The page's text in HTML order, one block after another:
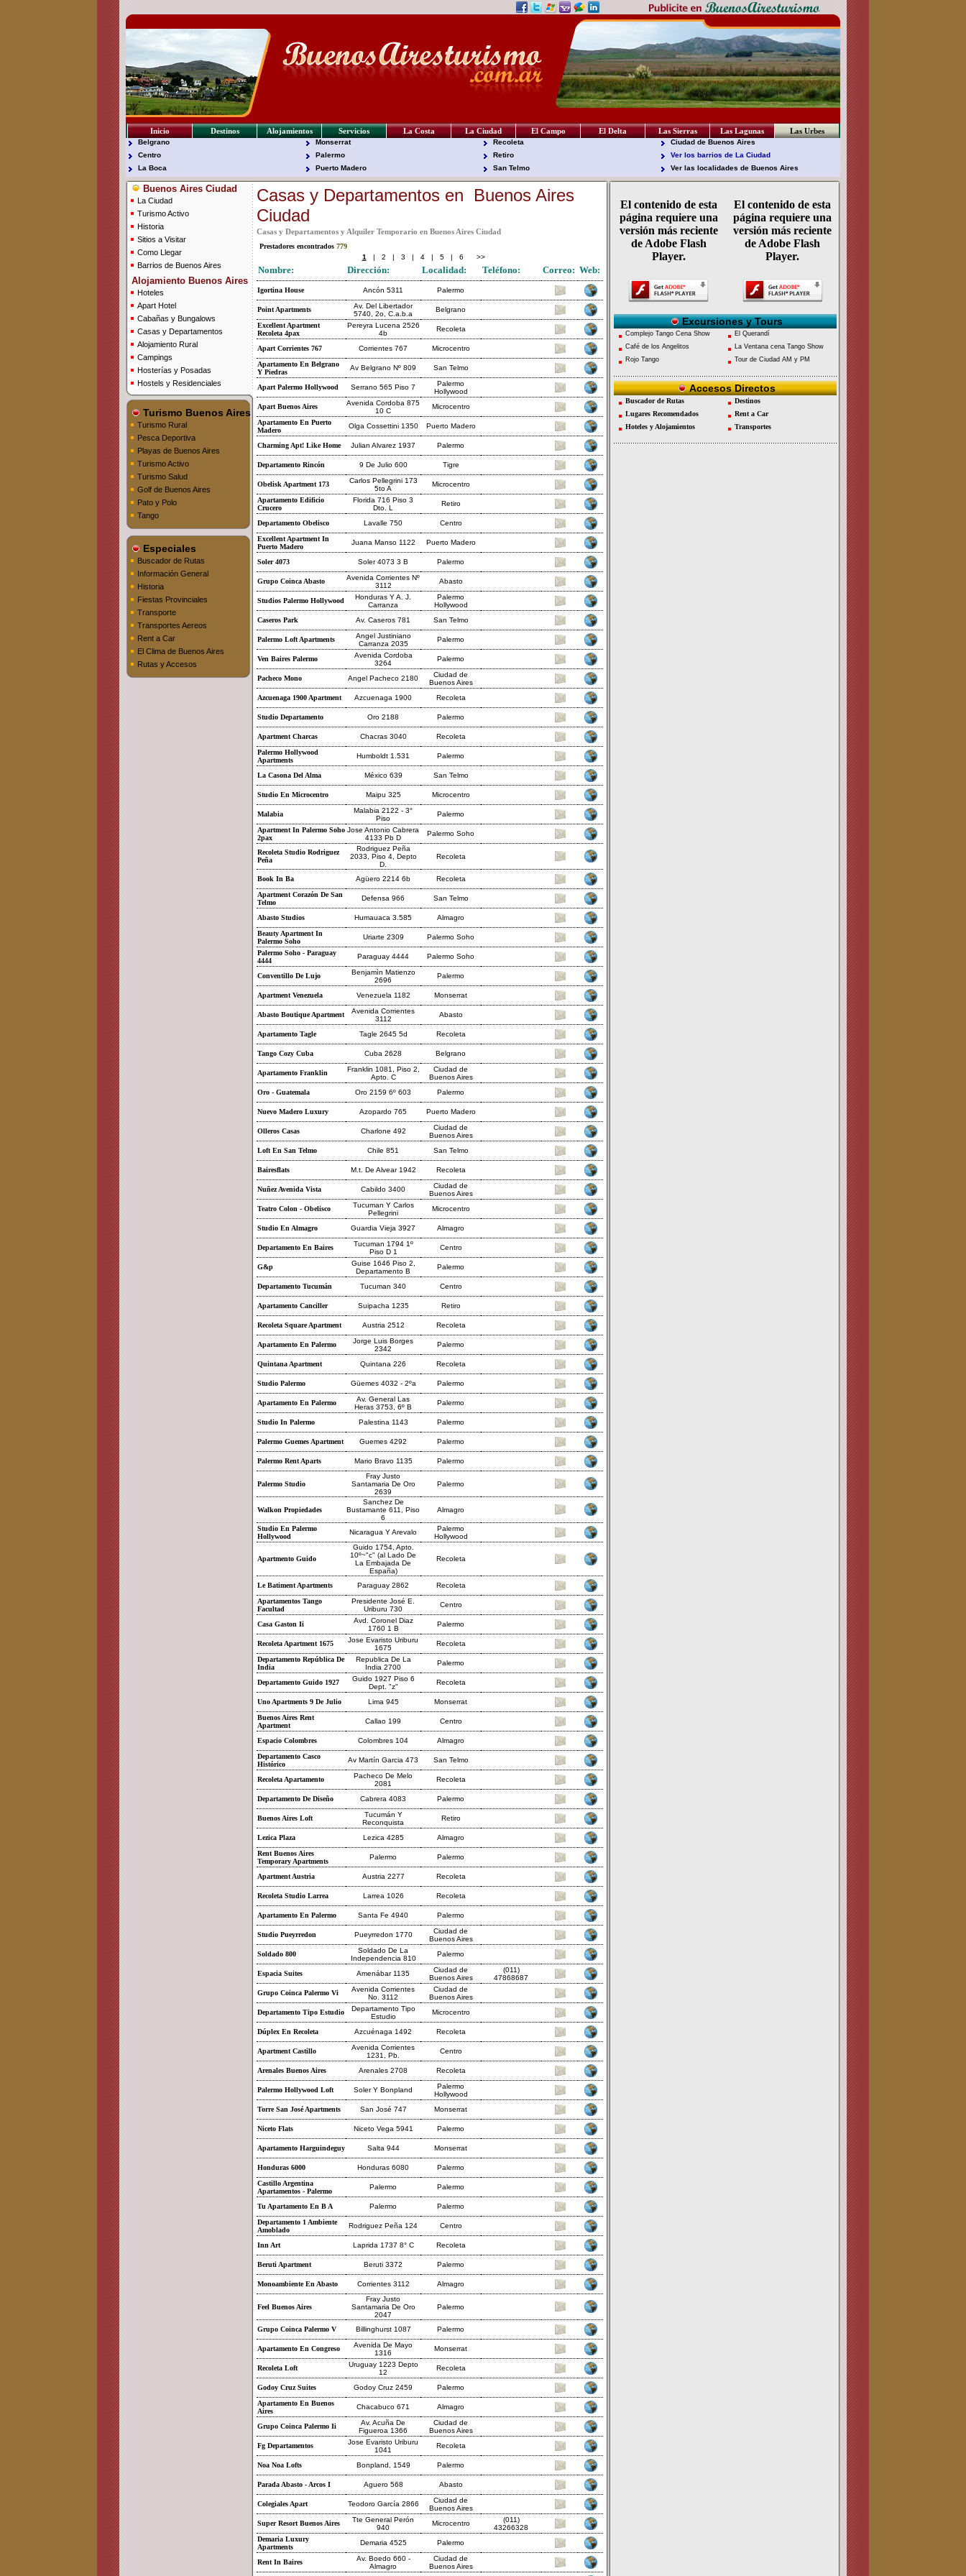
Inicio Destinos Alojamientos Servicios La Costa La Ciudad El Campo El Delta Las Sierras Las Lagunas Las Urbes
Belgrano
Centro
La Boca
Monserrat
Palermo
Puerto Madero
Recoleta
Retiro
San Telmo
Ciudad de Buenos Aires
Ver los barrios de La Ciudad
Ver las localidades de Buenos Aires
Buenos Aires Ciudad
La Ciudad
Turismo Activo
Historia
Sitios a Visitar
Como Llegar
Barrios de Buenos Aires
Alojamiento Buenos Aires
Hoteles
Apart Hotel
Cabañas y Bungalows
Casas y Departamentos
Alojamiento Rural
Campings
Hosterías y Posadas
Hostels y Residenciales
Turismo Buenos Aires
Turismo Rural
Pesca Deportiva
Playas de Buenos Aires
Turismo Activo
Turismo Salud
Golf de Buenos Aires
Pato y Polo
Tango
Especiales
Buscador de Rutas
Información General
Historia
Fiestas Provinciales
Transporte
Transportes Aereos
Rent a Car
El Clima de Buenos Aires
Rutas y Accesos
Casas y Departamentos en Buenos Aires
Ciudad
Casas y Departamentos y Alquiler Temporario en Buenos Aires Ciudad
Prestadores encontrados 779
1
| 2 | 3 | 4| 5| 6 >>
Nombre: Dirección: Localidad: Teléfono: Correo: Web:
Igortina House Ancón 5311 Palermo
Point Apartments
Av. Del Libertador
5740, 2o, C.a.b.a
Belgrano
Excellent Apartment
Recoleta 4pax
Pereyra Lucena 2526
4b
Recoleta
Apart Corrientes 767 Corrientes 767
Microcentro
Apartamento En Belgrano
Y Piedras
Av Belgrano Nº 809 San Telmo
Apart Palermo Hollywood Serrano 565 Piso 7
Palermo
Hollywood
Apart Buenos Aires
Avenida Cordoba 875
10 C
Microcentro
Apartamento En Puerto
Madero
Olga Cossettini 1350 Puerto Madero
Charming Apt! Like Home Julian Alvarez 1937 Palermo
Departamento Rincón 9 De Julio 600 Tigre
Obelisk Apartment 173
Carlos Pellegrini 173
5to A
Microcentro
Apartamento Edificio
Crucero
Florida 716 Piso 3
Dto. L
Retiro
Departamento Obelisco Lavalle 750
Centro
Excellent Apartment In
Puerto Madero
Juana Manso 1122 Puerto Madero
Soler 4073 Soler 4073 3 B Palermo
Grupo Coinca Abasto
Avenida Corrientes Nº
3112
Abasto
Studios Palermo Hollywood
Honduras Y A. J.
Carranza
Palermo
Hollywood
Caseros Park
Av. Caseros 781 San Telmo
Palermo Loft Apartments
Angel Justiniano
Carranza 2035
Palermo
Ven Baires Palermo
Avenida Cordoba
3264
Palermo
Pacheco Mono Angel Pacheco 2180
Ciudad de
Buenos Aires
Azcuenaga 1900 Apartment
Azcuenaga 1900 Recoleta
Studio Departamento Oro 2188 Palermo
Apartment Charcas Chacras 3040
Recoleta
Palermo Hollywood
Apartments
Humboldt 1.531 Palermo
La Casona Del Alma México 639 San Telmo
Studio En Microcentro Maipu 325 Microcentro
Malabia
Malabia 2122 - 3°
Piso
Palermo
Apartment In Palermo Soho
2pax
Jose Antonio Cabrera
4133 Pb D
Palermo Soho
Recoleta Studio Rodriguez
Peña
Rodriguez Peña
2033, Piso 4, Depto
D.
Recoleta
Book In Ba Agüero 2214 6b
Recoleta
Apartment Corazón De San
Telmo
Defensa 966 San Telmo
Abasto Studios Humauaca 3.585
Almagro
Beauty Apartment In
Palermo Soho
Uriarte 2309
Palermo Soho
Palermo Soho - Paraguay
4444
Paraguay 4444 Palermo Soho
Conventillo De Lujo
Benjamìn Matienzo
2696
Palermo
Apartment Venezuela Venezuela 1182 Monserrat
Abasto Boutique Apartment
Avenida Corrientes
3112
Abasto
Apartamento Tagle Tagle 2645 5d Recoleta
Tango Cozy Cuba Cuba 2628 Belgrano
Apartamento Franklin
Franklin 1081, Piso 2,
Apto. C
Ciudad de
Buenos Aires
Oro - Guatemala
Oro 2159 6º 603 Palermo
Nuevo Madero Luxury Azopardo 765 Puerto Madero
Olleros Casas Charlone 492
Ciudad de
Buenos Aires
Loft En San Telmo
Chile 851 San Telmo
Bairesflats M.t. De Alvear 1942 Recoleta
Nuñez Avenida Vista Cabildo 3400
Ciudad de
Buenos Aires
Teatro Colon - Obelisco
Tucuman Y Carlos
Pellegrini
Microcentro
Studio En Almagro Guardia Vieja 3927 Almagro
Departamento En Baires
Tucuman 1794 1º
Piso D 1
Centro
G&p
Guise 1646 Piso 2,
Departamento B
Palermo
Departamento Tucumán Tucuman 340 Centro
Apartamento Canciller Suipacha 1235 Retiro
Recoleta Square Apartment Austria 2512 Recoleta
Apartamento En Palermo
Jorge Luis Borges
2342
Palermo
Quintana Apartment Quintana 226 Recoleta
Studio Palermo Güemes 4032 - 2ºa Palermo
Apartamento En Palermo
Av. General Las
Heras 3753, 6º B
Palermo
Studio In Palermo Palestina 1143 Palermo
Palermo Guemes Apartment Guemes 4292 Palermo
Palermo Rent Aparts Mario Bravo 1135 Palermo
Palermo Studio
Fray Justo
Santamaria De Oro
2639
Palermo
Walkon Propiedades
Sanchez De
Bustamante 611, Piso
6
Almagro
Studio En Palermo
Hollywood
Nicaragua Y Arevalo
Palermo
Hollywood
Apartmento Guido
Guido 1754, Apto.
10º~"c" (al Lado De
La Embajada De
España)
Recoleta
Le Batiment Apartments Paraguay 2862
Recoleta
Apartamentos Tango
Facultad
Presidente José E.
Uriburu 730
Centro
Casa Gaston Ii
Avd. Coronel Diaz
1760 1 B
Palermo
Recoleta Apartment 1675
Jose Evaristo Uriburu
1675
Recoleta
Departamento República De
India
Republica De La
India 2700
Palermo
Departamento Guido 1927
Guido 1927 Piso 6
Dept. "z"
Recoleta
Uno Apartments 9 De Julio Lima 945
Monserrat
Buenos Aires Rent
Apartment
Callao 199 Centro
Espacio Colombres Colombres 104
Almagro
Departamento Casco
Histórico
Av Martín Garcia 473 San Telmo
Recoleta Apartamento
Pacheco De Melo
2081
Recoleta
Departamento De Diseño Cabrera 4083 Palermo
Buenos Aires Loft
Tucumán Y
Reconquista
Retiro
Lezica Plaza Lezica 4285
Almagro
Rent Buenos Aires
Temporary Apartments
Palermo Palermo
Apartment Austria Austria 2277 Recoleta
Recoleta Studio Larrea Larrea 1026 Recoleta
Apartamento En Palermo Santa Fe 4940 Palermo
Studio Pueyrredon Pueyrredon 1770
Ciudad de
Buenos Aires
Soldado 800
Soldado De La
Independencia 810
Palermo
Espacia Suites Amenábar 1135
Ciudad de
Buenos Aires
(011)
47868687
Grupo Coinca Palermo Vi
Avenida Corrientes
No. 3112
Ciudad de
Buenos Aires
Departamento Tipo Estudio
Departamento Tipo
Estudio
Microcentro
Dúplex En Recoleta Azcuénaga 1492 Recoleta
Apartment Castillo
Avenida Corrientes
1231, Pb.
Centro
Arenales Buenos Aires Arenales 2708 Recoleta
Palermo Hollywood Loft Soler Y Bonpland
Palermo
Hollywood
Torre San José Apartments
San José 747 Monserrat
Niceto Flats Niceto Vega 5941 Palermo
Apartamento Harguindeguy Salta 944 Monserrat
Honduras 6000 Honduras 6080
Palermo
Castillo Argentina
Apartamentos - Palermo
Palermo Palermo
Tu Apartamento En B A Palermo
Palermo
Departamento 1 Ambiente
Amoblado
Rodriguez Peña 124 Centro
Inn Art Laprida 1737 8° C Recoleta
Beruti Apartment Beruti 3372 Palermo
Monoambiente En Abasto Corrientes 3112 Almagro
Feel Buenos Aires
Fray Justo
Santamaria De Oro
2047
Palermo
Grupo Coinca Palermo V Billinghurst 1087 Palermo
Apartamento En Congreso
Avenida De Mayo
1316
Monserrat
Recoleta Loft
Uruguay 1223 Depto
12
Recoleta
Godoy Cruz Suites Godoy Cruz 2459
Palermo
Apartamento En Buenos
Aires
Chacabuco 671 Almagro
Grupo Coinca Palermo Ii
Av. Acuña De
Figueroa 1366
Ciudad de
Buenos Aires
Fg Departamentos
Jose Evaristo Uriburu
1041
Recoleta
Noa Noa Lofts Bonpland, 1549 Palermo
Parada Abasto - Arcos I Aguero 568 Abasto
Colegiales Apart Teodoro García 2866
Ciudad de
Buenos Aires
Super Resort Buenos Aires
Tte General Perón
940
Microcentro
(011)
43266328
Demaria Luxury
Apartments
Demaria 4525 Palermo
Rent In Baires
Av. Boedo 660 -
Almagro
Ciudad de
Buenos Aires
El contenido de esta
página requiere una
versión más reciente
de Adobe Flash
Player.
El contenido de esta
página requiere una
versión más reciente
de Adobe Flash
Player.
Excursiones y Tours
Complejo Tango Cena Show
Café de los Angelitos
Rojo Tango
El Querandí
La Ventana cena Tango Show
Tour de Ciudad AM y PM
Accesos Directos
Buscador de Rutas
Lugares Recomendados
Hoteles y Alojamientos
Destinos
Rent a Car
Transportes